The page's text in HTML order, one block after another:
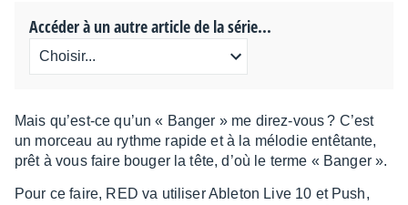
Accéder à un autre article de la série...
Mais qu’est-ce qu’un « Banger » me direz-vous ? C’est
un morceau au rythme rapide et à la mélo­die entê­tante,
prêt à vous faire bouger la tête, d’où le terme « Banger ».
Pour ce faire, RED va utili­ser Able­ton Live 10 et Push,